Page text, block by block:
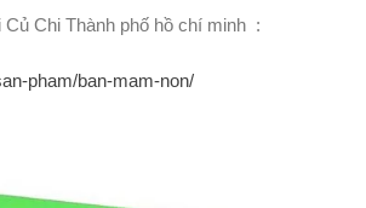
Chi Thành phố hồ chí minh :
pham/ban-mam-non/